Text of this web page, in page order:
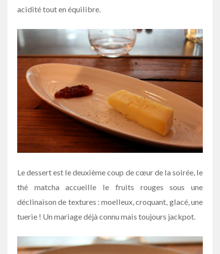
acidité tout en équilibre.
Le dessert est le deuxième coup de cœur de la soirée, le
thé matcha accueille le fruits rouges sous une
déclinaison de textures : moelleux, croquant, glacé, une
tuerie ! Un mariage déjà connu mais toujours jackpot.